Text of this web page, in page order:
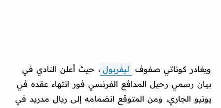
ويغادر كوناتي صفوف ليفربول ، حيث أعلن النادي في
بيان رسمي رحيل المدافع الفرنسي فور انتهاء عقده في
يونيو الجاري، ومن المتوقع انضمامه إلى ريال مدريد في